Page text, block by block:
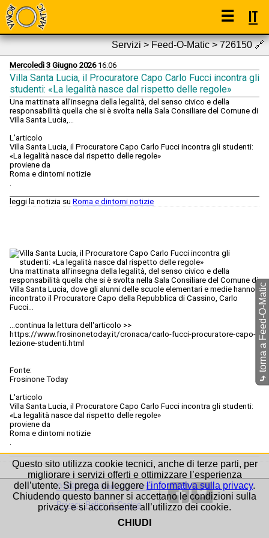
☰ IT
Servizi > Feed-O-Matic > 726150🔗
Mercoledì 3 Giugno 202616:06
Villa Santa Lucia, il Procuratore Capo Carlo Fucci incontra gli
studenti: «La legalità nasce dal rispetto delle regole»
Una mattinata all’insegna della legalità, del senso civico e della
responsabilità quella che si è svolta nella Sala Consiliare del Comune di
Villa Santa Lucia,...
L'articolo
Villa Santa Lucia, il Procuratore Capo Carlo Fucci incontra gli studenti:
«La legalità nasce dal rispetto delle regole»
proviene da
Roma e dintorni notizie
.
leggi la notizia su Roma e dintorni notizie
Una mattinata all’insegna della legalità, del senso civico e della
responsabilità quella che si è svolta nella Sala Consiliare del Comune di
Villa Santa Lucia, dove gli alunni delle scuole elementari e medie hanno
incontrato il Procuratore Capo della Repubblica di Cassino, Carlo
Fucci…
...continua la lettura dell'articolo >>
https://www.frosinonetoday.it/cronaca/carlo-fucci-procuratore-capo-
lezione-studenti.html
Fonte:
Frosinone Today
L'articolo
Villa Santa Lucia, il Procuratore Capo Carlo Fucci incontra gli studenti:
«La legalità nasce dal rispetto delle regole»
proviene da
Roma e dintorni notizie
.
⤷
torna a Feed-O-Matic
©1999-2026 Roma-O-Matic
Privacy Policy & Cookie
Questo sito utilizza cookie tecnici, anche di terze parti, per
migliorare i servizi offerti e ottimizzare l’esperienza
dell’utente. Si prega di leggerel'informativa sulla privacy.
Chiudendo questo banner si accettano le condizioni sulla
privacy e si acconsente all’utilizzo dei cookie.
CHIUDI